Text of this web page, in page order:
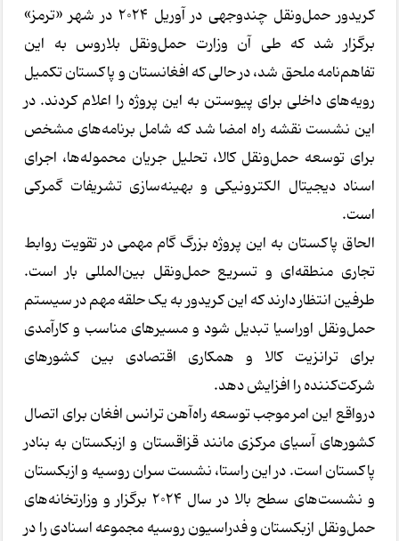
کریدور حمل‌ونقل چندوجهی در آوریل ۲۰۲۴ در شهر «ترمز»
برگزار شد که طی آن وزارت حمل‌ونقل بلاروس به این
تفاهم‌نامه ملحق شد، در حالی که افغانستان و پاکستان تکمیل
رویه‌های داخلی برای پیوستن به این پروژه را اعلام کردند. در
این نشست نقشه راه امضا شد که شامل برنامه‌های مشخص
برای توسعه حمل‌ونقل کالا، تحلیل جریان محموله‌ها، اجرای
اسناد دیجیتال الکترونیکی و بهینه‌سازی تشریفات گمرکی
است.
الحاق پاکستان به این پروژه بزرگ گام مهمی در تقویت روابط
تجاری منطقه‌ای و تسریع حمل‌ونقل بین‌المللی بار است.
طرفین انتظار دارند که این کریدور به یک حلقه مهم در سیستم
حمل‌ونقل اوراسیا تبدیل شود و مسیرهای مناسب و کارآمدی
برای ترانزیت کالا و همکاری اقتصادی بین کشورهای
شرکت‌کننده را افزایش دهد.
درواقع این امر موجب توسعه راه‌آهن ترانس افغان برای اتصال
کشورهای آسیای مرکزی مانند قزاقستان و ازبکستان به بنادر
پاکستان است. در این راستا، نشست سران روسیه و ازبکستان
و نشست‌های سطح بالا در سال ۲۰۲۴ برگزار و وزارتخانه‌های
حمل‌ونقل ازبکستان و فدراسیون روسیه مجموعه اسنادی را در